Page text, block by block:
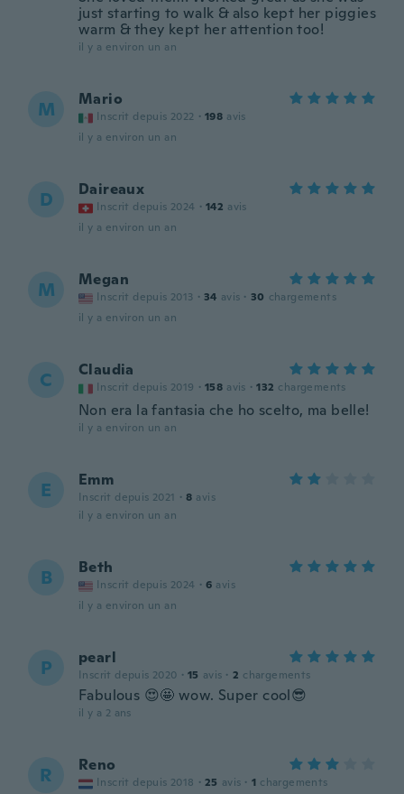
just starting to walk & also kept her piggies
warm & they kept her attention too!
il y a environ un an
M Mario
Inscrit depuis 2022 · 198 avis
il y a environ un an
D Daireaux
Inscrit depuis 2024 · 142 avis
il y a environ un an
M Megan
Inscrit depuis 2013 · 34 avis · 30 chargements
il y a environ un an
C Claudia
Inscrit depuis 2019 · 158 avis · 132 chargements
Non era la fantasia che ho scelto, ma belle!
il y a environ un an
E Emm
Inscrit depuis 2021 · 8 avis
il y a environ un an
B Beth
Inscrit depuis 2024 · 6 avis
il y a environ un an
P pearl
Inscrit depuis 2020 · 15 avis · 2 chargements
Fabulous 😍🤩 wow. Super cool😎
il y a 2 ans
R Reno
Inscrit depuis 2018 · 25 avis · 1 chargements